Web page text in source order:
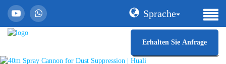
Sprache
Erhalten Sie Anfrage